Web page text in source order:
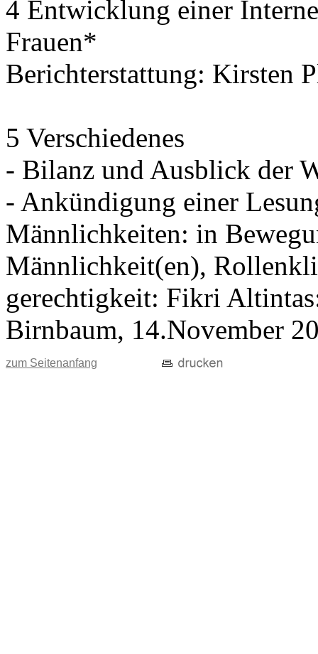
4 Entwicklung einer
Frauen*
Berichterstattung: Kirsten
5 Verschiedenes
- Bilanz und Ausblick der
- Ankündigung einer
Männlichkeiten: in
Männlichkeit(en),
gerechtigkeit: Fikri
Birnbaum, 14.November
zum Seitenanfang